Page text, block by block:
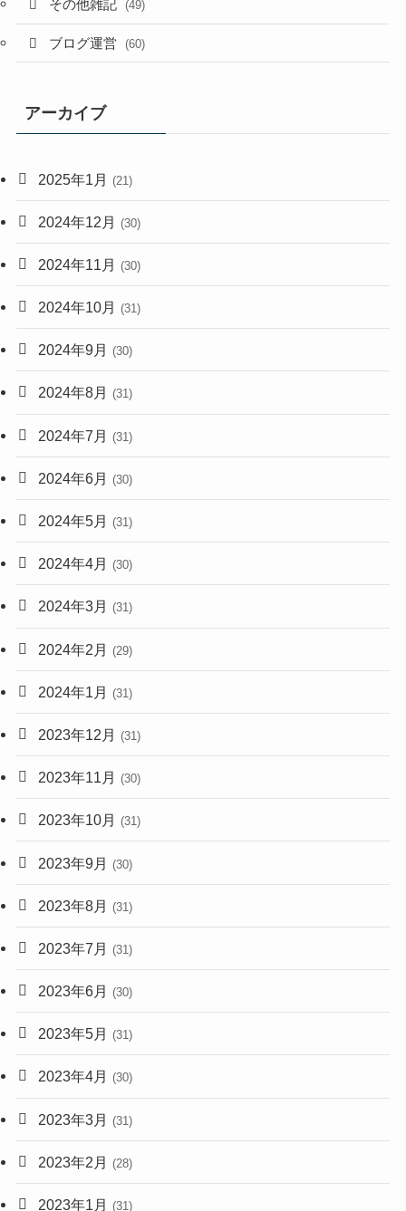
その他雑記 (49)
ブログ運営 (60)
アーカイブ
2025年1月 (21)
2024年12月 (30)
2024年11月 (30)
2024年10月 (31)
2024年9月 (30)
2024年8月 (31)
2024年7月 (31)
2024年6月 (30)
2024年5月 (31)
2024年4月 (30)
2024年3月 (31)
2024年2月 (29)
2024年1月 (31)
2023年12月 (31)
2023年11月 (30)
2023年10月 (31)
2023年9月 (30)
2023年8月 (31)
2023年7月 (31)
2023年6月 (30)
2023年5月 (31)
2023年4月 (30)
2023年3月 (31)
2023年2月 (28)
2023年1月 (31)